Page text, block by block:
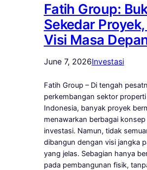
Fatih Group:
Sekedar
Visi Masa
June 7, 2026Investasi
Fatih Group – Di tengah
perkembangan sektor
Indonesia, banyak proyek
menawarkan berbagai konsep
investasi. Namun, tidak
dibangun dengan visi jangka
yang jelas. Sebagian hanya
pada pembangunan fisik,